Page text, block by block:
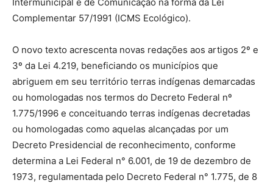
Complementar 57/1991 (ICMS Ecológico).
O novo texto acrescenta novas redações aos artigos 2º e
3º da Lei 4.219, beneficiando os municípios que
abriguem em seu território terras indígenas demarcadas
ou homologadas nos termos do Decreto Federal nº
1.775/1996 e conceituando terras indígenas decretadas
ou homologadas como aquelas alcançadas por um
Decreto Presidencial de reconhecimento, conforme
determina a Lei Federal n° 6.001, de 19 de dezembro de
1973, regulamentada pelo Decreto Federal n° 1.775, de 8